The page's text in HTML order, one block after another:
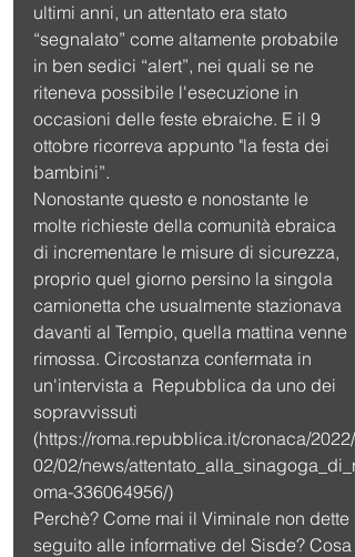
ultimi anni, un attentato era stato
“segnalato” come altamente probabile
in ben sedici “alert”, nei quali se ne
riteneva possibile l'esecuzione in
occasioni delle feste ebraiche. E il 9
ottobre ricorreva appunto "la festa dei
bambini”.
Nonostante questo e nonostante le
molte richieste della comunità ebraica
di incrementare le misure di sicurezza,
proprio quel giorno persino la singola
camionetta che usualmente stazionava
davanti al Tempio, quella mattina venne
rimossa. Circostanza confermata in
un'intervista a  Repubblica da uno dei
sopravvissuti
(https://roma.repubblica.it/cronaca/2022/
02/02/news/attentato_alla_sinagoga_di_r
oma-336064956/)
Perchè? Come mai il Viminale non dette
seguito alle informative del Sisde? Cosa